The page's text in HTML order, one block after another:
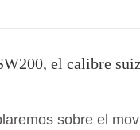
el calibre
sobre el